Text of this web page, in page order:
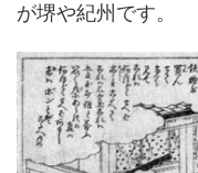
が堺や紀州です。